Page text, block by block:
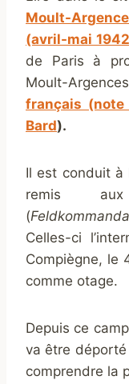
Moult-
(avril-mai
de Paris à
Moult-
français (note
Bard).
Il est conduit à
remis aux
(
Celles-ci
Compiègne, le
comme otage.
Depuis ce
va être déporté
comprendre la